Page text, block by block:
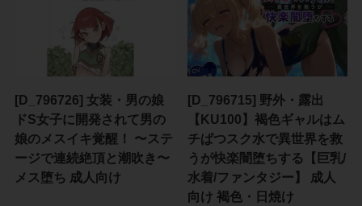
[D_796726] 女装・男の娘
ドS女子に開発されて男の
娘のメスイキ覚醒！ 〜ステ
ージで連続絶頂と潮吹き〜
メス堕ち 成人向け
[D_796715] 野外・露出
【KU100】褐色ギャルはム
チぱつスク水で異世界を救
うが快楽闇堕ちする【巨乳/
水着/ファンタジー】 成人
向け 褐色・日焼け